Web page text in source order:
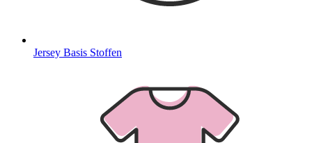
Jersey Basis Stoffen